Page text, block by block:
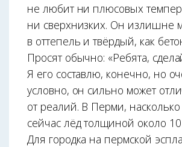
не любит ни плюсовых
ни сверхнизких. Он излишне
в оттепель и твёрдый, как
Просят обычно: «Ребята,
Я его составлю, конечно, но
условно, он сильно может
от реалий. В Перми,
сейчас лёд толщиной около 10
Для городка на пермской